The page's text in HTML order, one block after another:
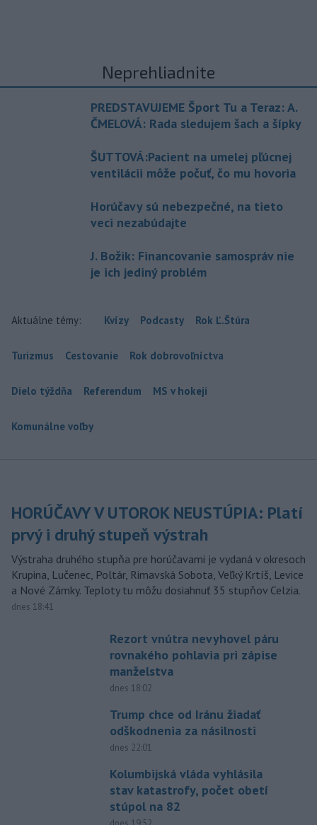
Neprehliadnite
PREDSTAVUJEME Šport Tu a Teraz: A.
ČMELOVÁ: Rada sledujem šach a šípky
ŠUTTOVÁ:Pacient na umelej pľúcnej
ventilácii môže počuť, čo mu hovoria
Horúčavy sú nebezpečné, na tieto
veci nezabúdajte
J. Božik: Financovanie samospráv nie
je ich jediný problém
Aktuálne témy: Kvízy Podcasty Rok Ľ.Štúra
Turizmus Cestovanie Rok dobrovoľníctva
Dielo týždňa Referendum MS v hokeji
Komunálne voľby
HORÚČAVY V UTOROK NEUSTÚPIA: Platí
prvý i druhý stupeň výstrah
Výstraha druhého stupňa pre horúčavami je vydaná v okresoch
Krupina, Lučenec, Poltár, Rimavská Sobota, Veľký Krtíš, Levice
a Nové Zámky. Teploty tu môžu dosiahnuť 35 stupňov Celzia.
dnes 18:41
Rezort vnútra nevyhovel páru
rovnakého pohlavia pri zápise
manželstva
dnes 18:02
Trump chce od Iránu žiadať
odškodnenia za násilnosti
dnes 22:01
Kolumbijská vláda vyhlásila
stav katastrofy, počet obetí
stúpol na 82